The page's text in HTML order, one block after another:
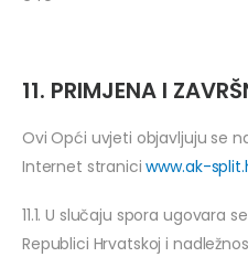
11. PRIMJENA I
Ovi Opći uvjeti objavljuju se
Internet straniciwww.ak-
11.1. U slučaju spora ugovara
Republici Hrvatskoj i